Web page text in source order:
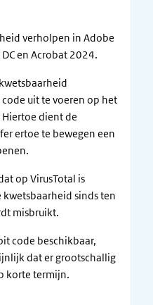
verholpen in Adobe
en Acrobat 2024.
uit te voeren op het
dient de
ertoe te bewegen een
op VirusTotal is
sinds ten
misbruikt.
code beschikbaar,
dat er grootschallig
korte termijn.